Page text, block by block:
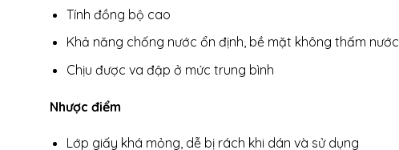
Tính đồng bộ cao
Khả năng chống nước ổn định, bề mặt không thấm nước
Chịu được va đập ở mức trung bình
Nhược điểm
Lớp giấy khá mỏng, dễ bị rách khi dán và sử dụng